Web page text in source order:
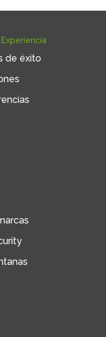
de éxito